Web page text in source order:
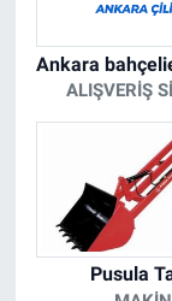
ALIŞVERIŞ
Pusula